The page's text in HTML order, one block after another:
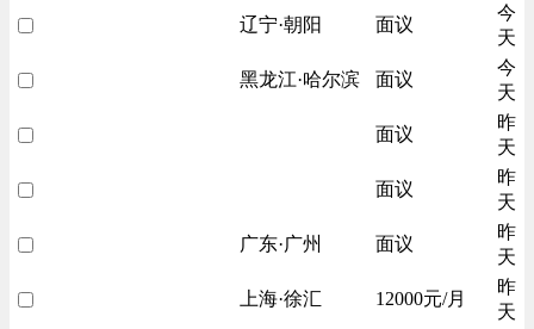
辽宁·朝阳 面议
今
天
黑龙江·哈尔滨 面议
今
天
面议
昨
天
面议
昨
天
广东·广州 面议
昨
天
上海·徐汇 12000元/月
昨
天